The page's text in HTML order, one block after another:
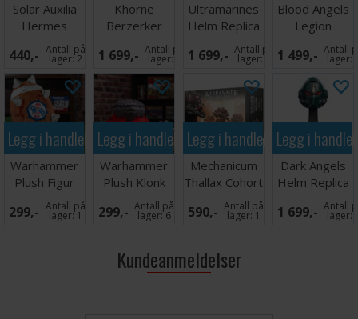
Solar Auxilia
Hermes
Sentinel
Squadron
440,- Antall på
lager:2
Khorne
Berzerker
Helm Replica
20cm
1 699,- Antall på
lager:
Ultramarines
Helm Replica
12cm
1 699,- Antall på
lager:
Blood Angels
Legion
Praetor
Paragon
1 499,- Antall
lager:
Legg i handlekurven
Warhammer
Plush Figur
Blood Bowl
Ball
299,- Antall på
lager:1
Legg i handlekurven
Warhammer
Plush Klonk
Rockbrow
Squig
299,- Antall på
lager:6
Legg i handlekurven
Mechanicum
Thallax Cohort
590,- Antall på
lager:1
Legg i
Dark Angels
Helm Replica
12cm
1 699,- Antall
lager:
Kundeanmeldelser